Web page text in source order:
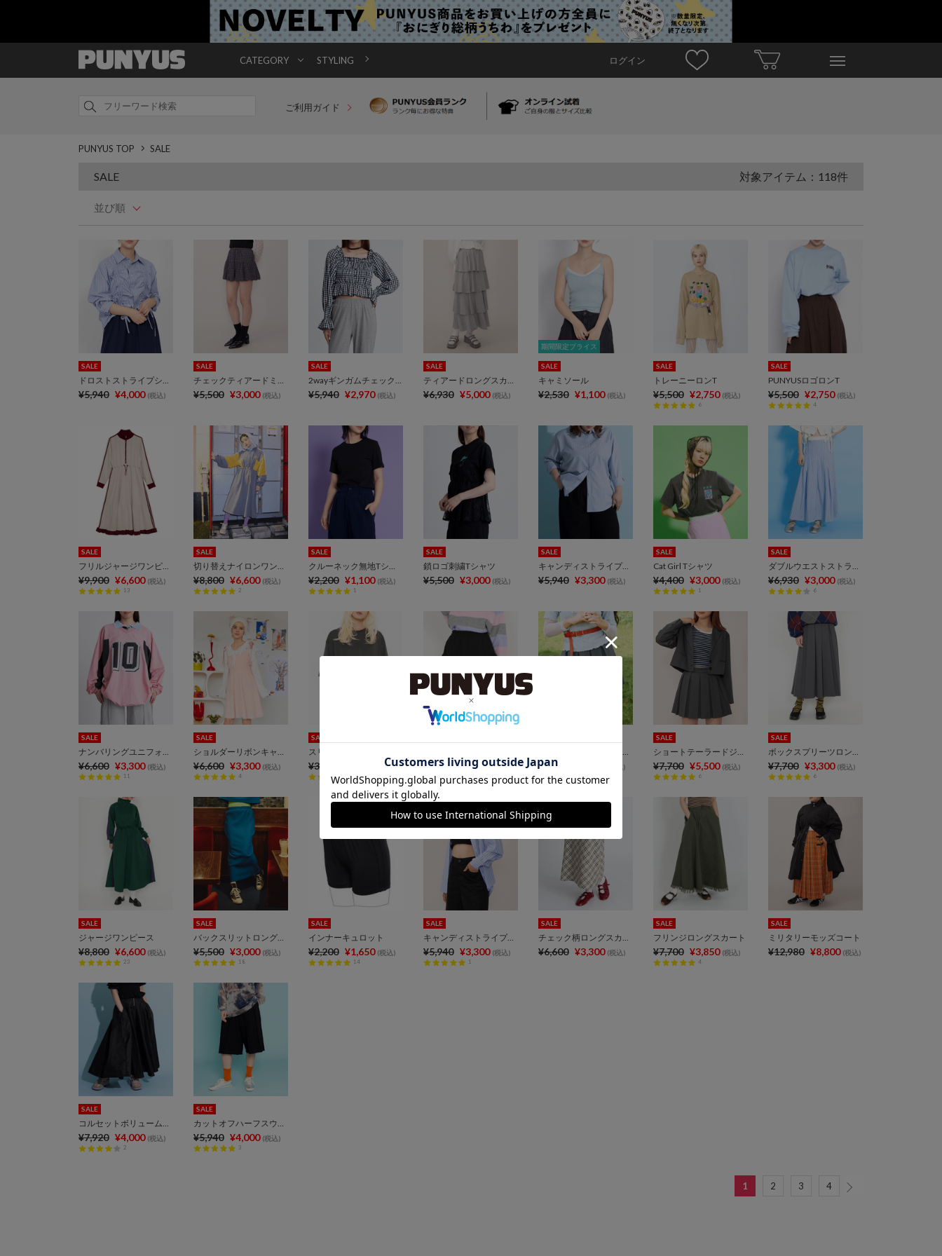
CATEGORY STYLING ログイン
ご利用ガイド
PUNYUS TOP SALE
SALE 対象アイテム：118件
並び順
SALE
ドロストストライプシャツ
¥5,940 ¥4,000 (税込)
SALE
チェックティアードミニスカート
¥5,500 ¥3,000 (税込)
SALE
2wayギンガムチェックブラウス
¥5,940 ¥2,970 (税込)
SALE
ティアードロングスカート
¥6,930 ¥5,000 (税込)
期間限定プライス
期間限定プライス
SALE
キャミソール
¥2,530 ¥1,100 (税込)
SALE
トレーニーロンT
¥5,500 ¥2,750 (税込)
6
SALE
PUNYUSロゴロンT
¥5,500 ¥2,750 (税込)
4
SALE
フリルジャージワンピース
¥9,900 ¥6,600 (税込)
13
SALE
切り替えナイロンワンピース
¥8,800 ¥6,600 (税込)
2
SALE
クルーネック無地Tシャツ
¥2,200 ¥1,100 (税込)
1
SALE
鎖ロゴ刺繍Tシャツ
¥5,500 ¥3,000 (税込)
SALE
キャンディストライプシャツ
¥5,940 ¥3,300 (税込)
SALE
Cat Girl Tシャツ
¥4,400 ¥3,000 (税込)
1
SALE
ダブルウエストストライプスカート
¥6,930 ¥3,000 (税込)
6
SALE
ナンバリングユニフォーム
¥6,600 ¥3,300 (税込)
11
SALE
ショルダーリボンキャミワンピース
¥6,600 ¥3,300 (税込)
4
SALE
¥3,300 (税込)
5
¥4,400 ¥3,000(税込)
ボックスプリーツミニスカート
¥5,500 (税込)
4
SALE
ショートテーラードジャケット
¥7,700 ¥5,500 (税込)
6
SALE
ボックスプリーツロングスカート
¥7,700 ¥3,300 (税込)
6
SALE
ジャージワンピース
¥8,800 ¥6,600 (税込)
23
SALE
バックスリットロングスカート
¥5,500 ¥3,000 (税込)
18
SALE
インナーキュロット
¥2,200 ¥1,650 (税込)
14
SALE
キャンディストライプシャツ
¥5,940 ¥3,300 (税込)
1
SALE
チェック柄ロングスカート
¥6,600 ¥3,300 (税込)
SALE
フリンジロングスカート
¥7,700 ¥3,850 (税込)
4
SALE
ミリタリーモッズコート
¥12,980 ¥8,800 (税込)
SALE
コルセットボリュームスカート
¥7,920 ¥4,000 (税込)
2
SALE
カットオフハーフスウェットパンツ
¥5,940 ¥4,000 (税込)
3
1 2 3 4